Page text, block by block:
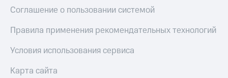
Соглашение о пользовании системой
Правила применения рекомендательных технологий
Условия использования сервиса
Карта сайта